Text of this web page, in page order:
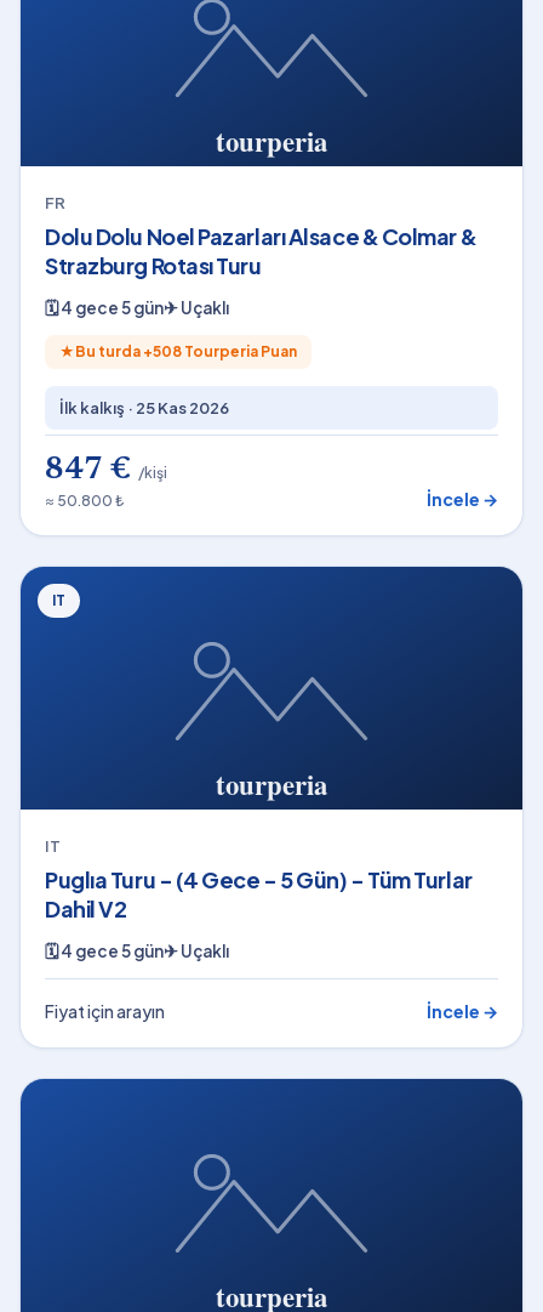
FR
Dolu Dolu Noel Pazarları Alsace & Colmar &
Strazburg Rotası Turu
🗓4 gece 5 gün✈Uçaklı
★ Bu turda +508 Tourperia Puan
İlk kalkış · 25 Kas 2026
847 € /kişi
≈ 50.800 ₺
İncele →
IT
IT
Puglıa Turu - (4 Gece - 5 Gün) - Tüm Turlar
Dahil V2
🗓4 gece 5 gün✈Uçaklı
Fiyat için arayın İncele →